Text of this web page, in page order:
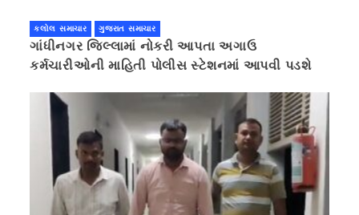
કલોલ સમાચાર ગુજરાત સમાચાર
ગાંધીનગર જિલ્લામાં નોકરી આપતા અગાઉ
કર્મચારીઓની માહિતી પોલીસ સ્ટેશનમાં આપવી પડશે